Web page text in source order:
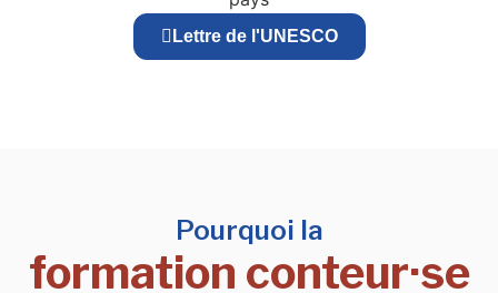
Lettre de l'UNESCO
Pourquoi la
formation conteur·se